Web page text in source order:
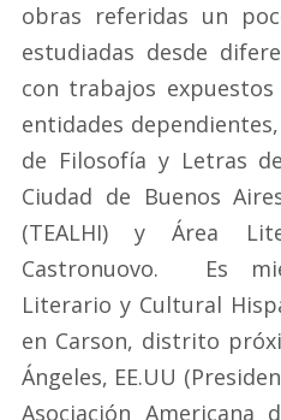
obras referidas un
estudiadas desde
con trabajos
entidades
de Filosofía y Letras
Ciudad de Buenos
(TEALHI) y Área
Castronuovo. Es
Literario y Cultural
en Carson, distrito
Ángeles, EE.UU
Asociación Americana